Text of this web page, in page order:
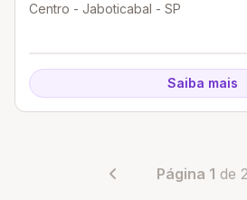
Centro - Jaboticabal - SP
Saiba mais
Página 1 de 2